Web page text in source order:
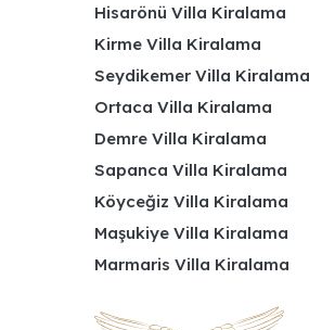
Hisarönü Villa Kiralama
Kirme Villa Kiralama
Seydikemer Villa Kiralama
Ortaca Villa Kiralama
Demre Villa Kiralama
Sapanca Villa Kiralama
Köyceğiz Villa Kiralama
Maşukiye Villa Kiralama
Marmaris Villa Kiralama